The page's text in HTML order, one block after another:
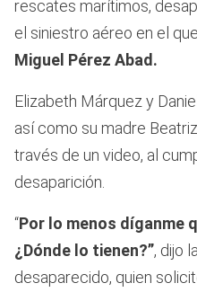
rescates marítimos,
el siniestro aéreo en el
Miguel Pérez Abad.
Elizabeth Márquez y
así como su madre
través de un video, al
desaparición.
“Por lo menos díganme
¿Dónde lo tienen?”, dijo
desaparecido, quien